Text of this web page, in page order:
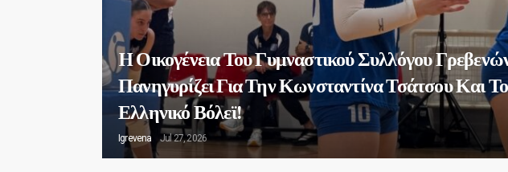
H Οικογένεια Του Γυμναστικού Συλλόγου
Πανηγυρίζει Για Την Κωνσταντίνα Τσάτσου Και Το
Ελληνικό Βόλεϊ!
Igrevena Jul 27, 2026